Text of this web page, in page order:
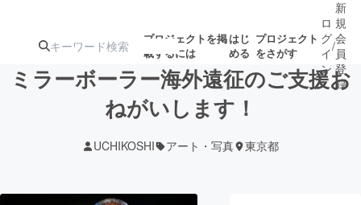
プロジェクトを掲
載するには
はじ
める
プロジェクト
をさがす
ターン
ジェクト
募集終了が近いプ
ロジェクト
ロ
グ
イ
ン
/
新
規
会
員
登
録
ミラーボーラー海外遠征のご支援お
ねがいします！
UCHIKOSHI アート・写真 東京都